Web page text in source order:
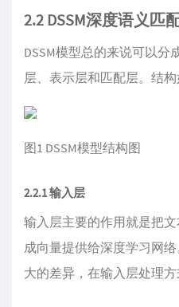
2.2 DSSM深度语义匹
DSSM模型总的来说可以分
层、表示层和匹配层。结构
图1 DSSM模型结构图
2.2.1 输入层
输入层主要的作用就是把
成向量提供给深度学习网
大的差异，在输入层处理方